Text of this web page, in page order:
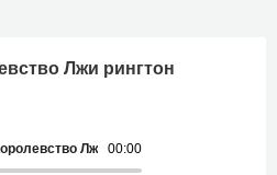
Лжи рингтон
00:00
Лжи